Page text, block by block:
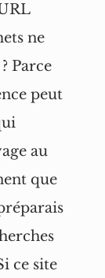
ne
? Parce
peut
au
que
ce site